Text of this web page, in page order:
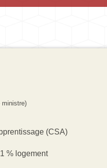
ministre)
(CSA)
% logement